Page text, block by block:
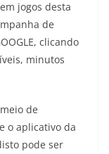
jogos desta
de
clicando
minutos
de
o aplicativo da
pode ser